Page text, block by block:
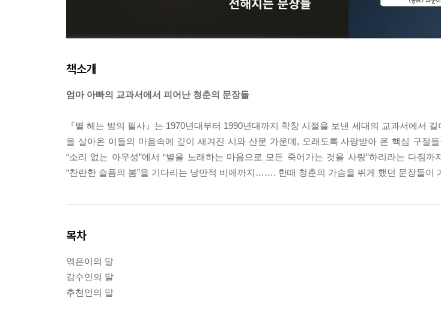
책소개
엄마 아빠의 교과서에서 피어난 청춘의 문장들
『별 헤는 밤의 필사』는 1970년대부터 1990년대까지 학창 시절을 보낸 세대의 교과서에서
을 살아온 이들의 마음속에 깊이 새겨진 시와 산문 가운데, 오래도록 사랑받아 온 핵심 구절
“소리 없는 아우성”에서 “별을 노래하는 마음으로 모든 죽어가는 것을 사랑”하리라는 다짐까
“찬란한 슬픔의 봄”을 기다리는 낭만적 비애까지……. 한때 청춘의 가슴을 뛰게 했던 문장들이
목차
엮은이의 말
감수인의 말
추천인의 말